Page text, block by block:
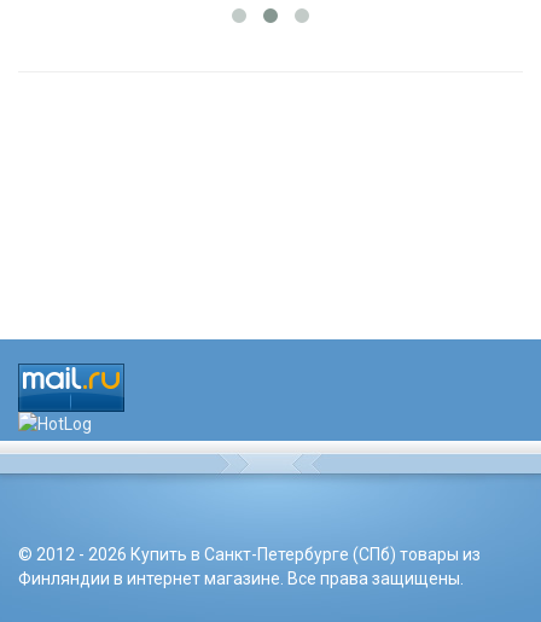
© 2012 - 2026 Купить в Санкт-Петербурге (СПб) товары из
Финляндии в интернет магазине. Все права защищены.